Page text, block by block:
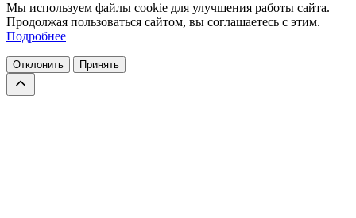
Мы используем файлы cookie для улучшения работы сайта.
Продолжая пользоваться сайтом, вы соглашаетесь с этим.
Подробнее
Отклонить Принять